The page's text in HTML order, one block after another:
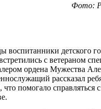
Фото:
воспитанники детского
с ветераном
ордена Мужества
рассказал
помогало справляться